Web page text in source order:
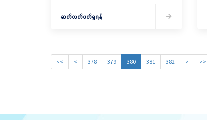
ဆက်လက်ဖတ်ရှုရန်
<< < 378 379 380 381 382 > >>